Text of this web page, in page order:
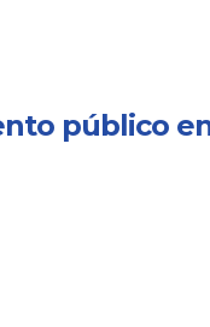
público